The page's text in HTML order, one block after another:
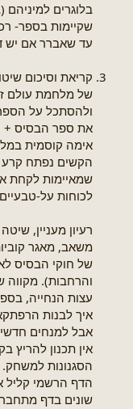
בלוגרים למיניהם
שקיימות בספר-
עד שאברר אם יש
קריאת וסיכום
של מלחמת עולם
ולהסתכל על
את ספר הבסיס +
אימה קוסמית
הקשים נפתח קרע
שמאיימות לקחת
לכוחות על-
רעיון מעניין,
משאב, מאגר
של חוקי הבסיס
והרחבות).
עצות הנחייה,
איך לבנות
אבל למנחים
אין תכנון להריץ
הסגנונות
הדף הרשמי קליל
שונים בדף